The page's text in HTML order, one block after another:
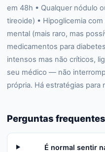
em 48h • Qualquer nódulo
tireoide) • Hipoglicemia
mental (mais raro, mas
medicamentos para
intensos mas não críticos,
seu médico — não
própria. Há estratégias para
Perguntas frequentes
É normal sentir